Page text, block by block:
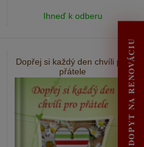
DOPYT NA RENOVÁCIU
Ihneď k odberu
Dopřej si každý den chvíli pro
přátele